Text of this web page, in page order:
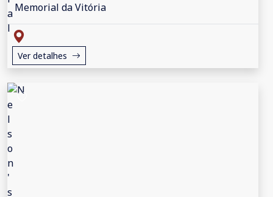
Memorial da Vitória
Ver detalhes